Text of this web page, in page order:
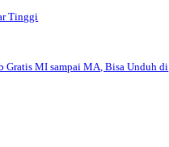
Tinggi
Gratis MI sampai MA, Bisa Unduh di